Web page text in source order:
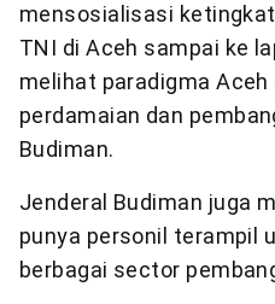
mensosialisasi
TNI di Aceh sampai ke
melihat paradigma
perdamaian dan
Budiman.
Jenderal Budiman juga
punya personil terampil
berbagai sector